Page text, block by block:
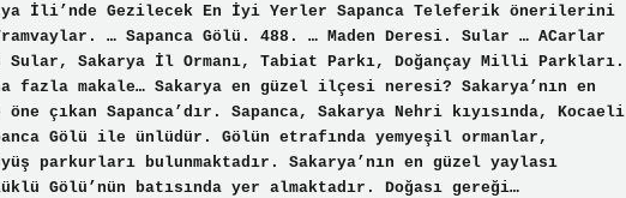
İli’nde Gezilecek En İyi Yerler Sapanca Teleferik önerilerini
… Sapanca Gölü. 488. … Maden Deresi. Sular … ACarlar
Sular, Sakarya İl Ormanı, Tabiat Parkı, Doğançay Milli Parkları.
fazla makale… Sakarya en güzel ilçesi neresi? Sakarya’nın en
çıkan Sapanca’dır. Sapanca, Sakarya Nehri kıyısında, Kocaeli
Gölü ile ünlüdür. Gölün etrafında yemyeşil ormanlar,
parkurları bulunmaktadır. Sakarya’nın en güzel yaylası
Gölü’nün batısında yer almaktadır. Doğası gereği…